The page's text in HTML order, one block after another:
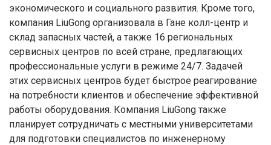
экономического и социального развития. Кроме того,
компания LiuGong организовала в Гане колл-центр и
склад запасных частей, а также 16 региональных
сервисных центров по всей стране, предлагающих
профессиональные услуги в режиме 24/7. Задачей
этих сервисных центров будет быстрое реагирование
на потребности клиентов и обеспечение эффективной
работы оборудования. Компания LiuGong также
планирует сотрудничать с местными университетами
для подготовки специалистов по инженерному